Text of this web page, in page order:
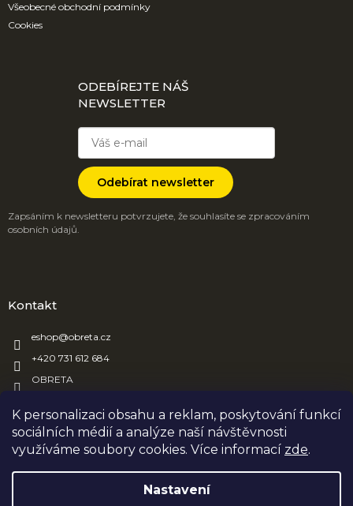
K personalizaci obsahu a reklam, poskytování funkcí
sociálních médií a analýze naší návštěvnosti
využíváme soubory cookies. Více informací zde.
Nastavení
Všeobecné obchodní podmínky
Cookies
ODEBÍREJTE NÁŠ
NEWSLETTER
Odebírat newsletter
Zapsáním k newsletteru potvrzujete, že souhlasíte se zpracováním
osobních údajů.
Kontakt
eshop@obreta.cz
+420 731 612 684
OBRETA
Vytvořil Shoptet